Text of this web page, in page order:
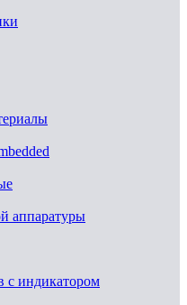
аппаратуры
с индикатором